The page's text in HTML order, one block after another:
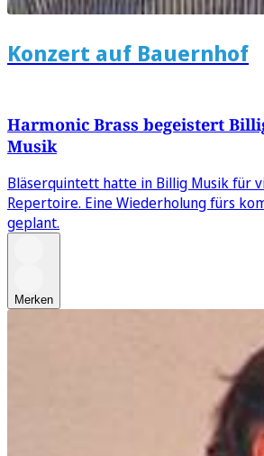
Konzert auf Bauernhof
Harmonic Brass begeistert
Musik
Bläserquintett hatte in Billig Musik für
Repertoire. Eine Wiederholung fürs
geplant.
Merken